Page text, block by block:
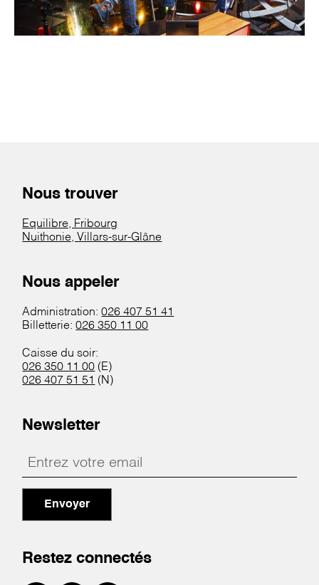
Nous trouver
Equilibre, Fribourg
Nuithonie, Villars-sur-Glâne
Nous appeler
Administration:026 407 51 41
Billetterie:026 350 11 00
Caisse du soir:
026 350 11 00 (E)
026 407 51 51 (N)
Newsletter
Envoyer
Restez connectés